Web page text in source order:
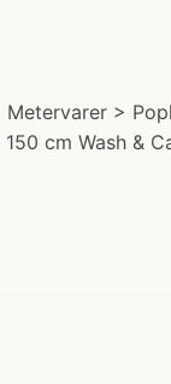
>
cm Wash &